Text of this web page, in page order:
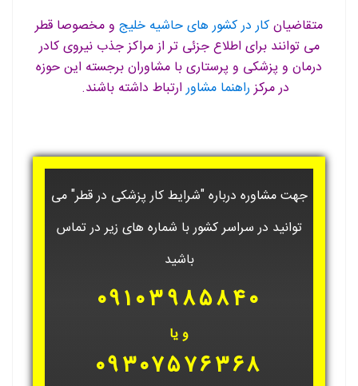
متقاضیانکار در کشور های حاشیه خلیج و مخصوصا قطر
می توانند برای اطلاع جزئی تر از مراکز جذب نیروی کادر
درمان و پزشکی و پرستاری با مشاوران برجسته این حوزه
در مرکزراهنما مشاورارتباط داشته باشند.
جهت مشاوره درباره "شرایط کار پزشکی در قطر" می
توانید در سراسر کشور با شماره های زیر در تماس
باشید
۰۹۱۰۳۹۸۵۸۴۰
و یا
۰۹۳۰۷۵۷۶۳۶۸